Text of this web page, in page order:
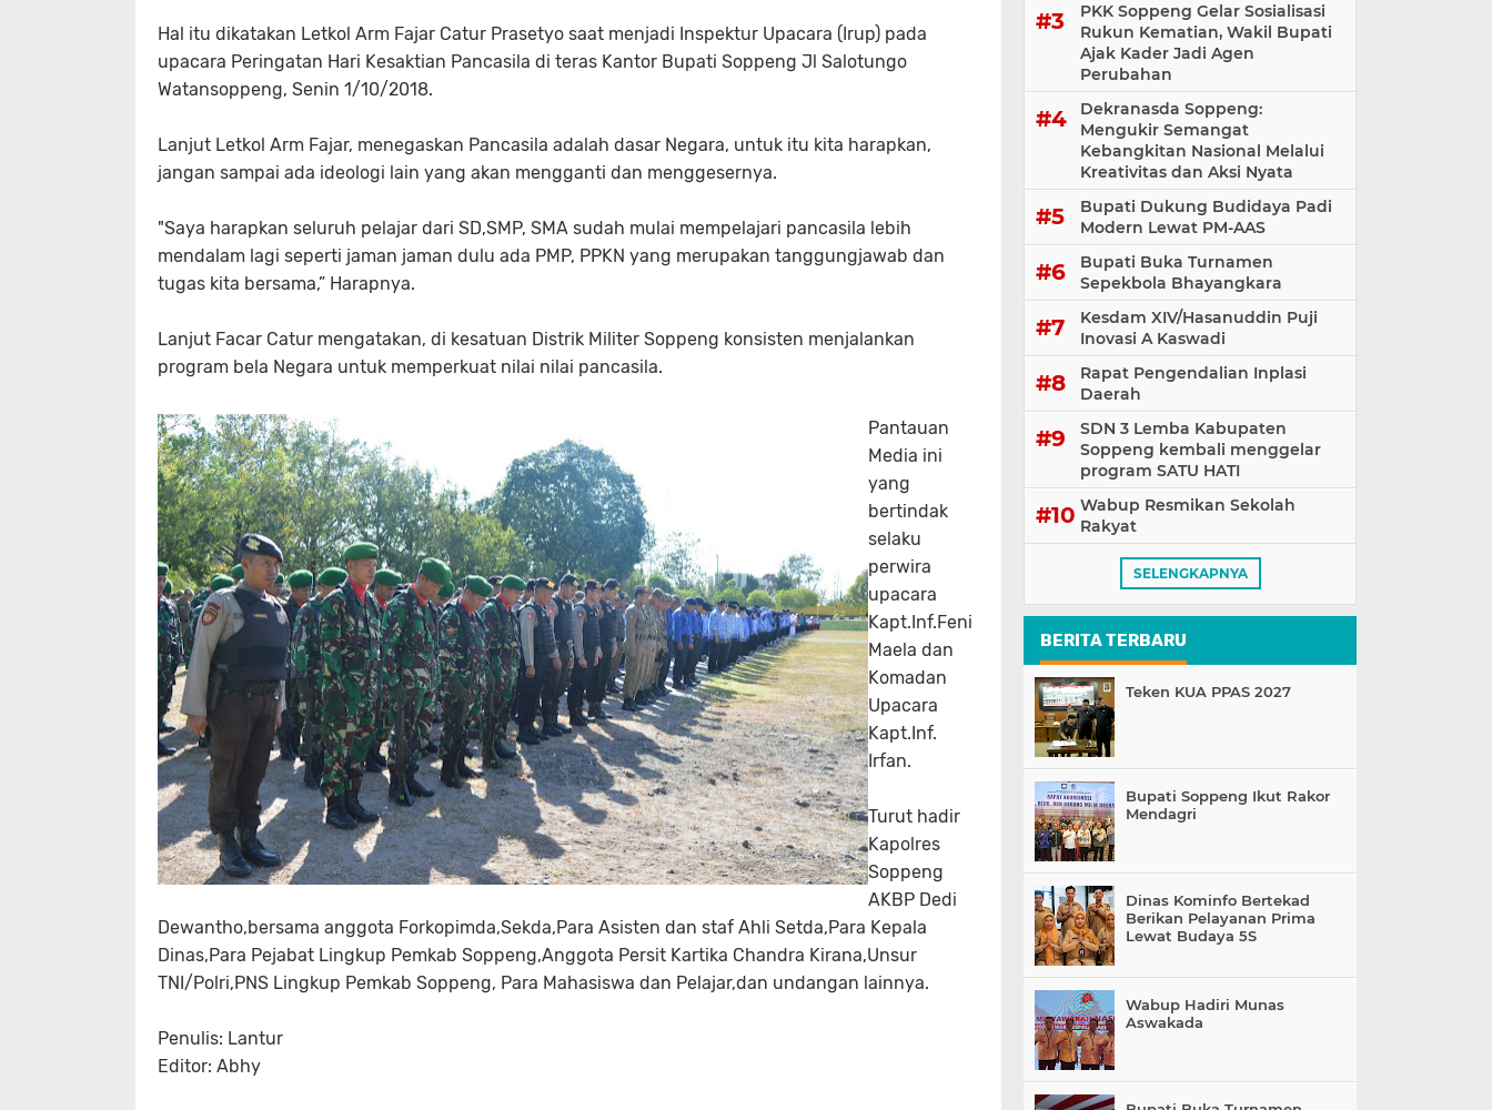
Hal itu dikatakan Letkol Arm Fajar Catur Prasetyo saat menjadi Inspektur Upacara (Irup) pada
upacara Peringatan Hari Kesaktian Pancasila di teras Kantor Bupati Soppeng Jl Salotungo
Watansoppeng, Senin 1/10/2018.
Lanjut Letkol Arm Fajar, menegaskan Pancasila adalah dasar Negara, untuk itu kita harapkan,
jangan sampai ada ideologi lain yang akan mengganti dan menggesernya.
"Saya harapkan seluruh pelajar dari SD,SMP, SMA sudah mulai mempelajari pancasila lebih
mendalam lagi seperti jaman jaman dulu ada PMP, PPKN yang merupakan tanggungjawab dan
tugas kita bersama,” Harapnya.
Lanjut Facar Catur mengatakan, di kesatuan Distrik Militer Soppeng konsisten menjalankan
program bela Negara untuk memperkuat nilai nilai pancasila.
Pantauan
Media ini
yang
bertindak
selaku
perwira
upacara
Kapt.Inf.Feni
Maela dan
Komadan
Upacara
Kapt.Inf.
Irfan.
Turut hadir
Kapolres
Soppeng
AKBP Dedi
Dewantho,bersama anggota Forkopimda,Sekda,Para Asisten dan staf Ahli Setda,Para Kepala
Dinas,Para Pejabat Lingkup Pemkab Soppeng,Anggota Persit Kartika Chandra Kirana,Unsur
TNI/Polri,PNS Lingkup Pemkab Soppeng, Para Mahasiswa dan Pelajar,dan undangan lainnya.
Penulis: Lantur
Editor: Abhy
PKK Soppeng Gelar Sosialisasi
Rukun Kematian, Wakil Bupati
Ajak Kader Jadi Agen
Perubahan
Dekranasda Soppeng:
Mengukir Semangat
Kebangkitan Nasional Melalui
Kreativitas dan Aksi Nyata
Bupati Dukung Budidaya Padi
Modern Lewat PM-AAS
Bupati Buka Turnamen
Sepekbola Bhayangkara
Kesdam XIV/Hasanuddin Puji
Inovasi A Kaswadi
Rapat Pengendalian Inplasi
Daerah
SDN 3 Lemba Kabupaten
Soppeng kembali menggelar
program SATU HATI
Wabup Resmikan Sekolah
Rakyat
SELENGKAPNYA
BERITA TERBARU
Teken KUA PPAS 2027
Bupati Soppeng Ikut Rakor
Mendagri
Dinas Kominfo Bertekad
Berikan Pelayanan Prima
Lewat Budaya 5S
Wabup Hadiri Munas
Aswakada